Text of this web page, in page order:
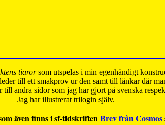
tiarorsom utspelas i min egenhändigt
till ett smakprov ur den samt till länkar där
andra sidor som jag har gjort på svenska
Jag har illustrerat trilogin själv.
även finns i sf-tidskriftenBrev från Cosmos